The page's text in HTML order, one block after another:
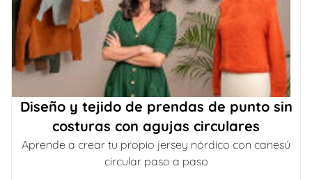
Diseño y tejido de prendas de punto sin
costuras con agujas circulares
Aprende a crear tu propio jersey nórdico con canesú
circular paso a paso